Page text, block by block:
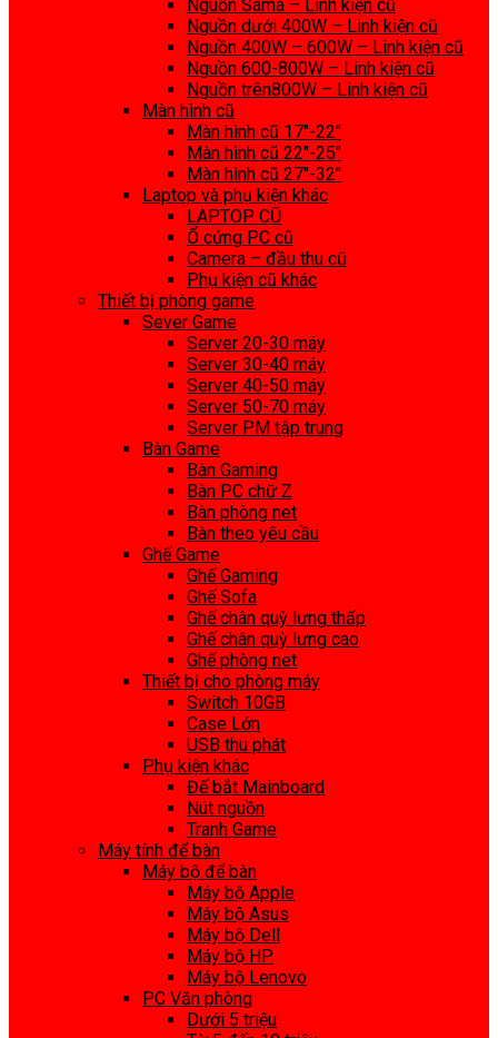
Nguồn Sama – Linh kiện cũ
Nguồn dưới 400W – Linh kiện cũ
Nguồn 400W – 600W – Linh kiện cũ
Nguồn 600-800W – Linh kiện cũ
Nguồn trên800W – Linh kiện cũ
Màn hình cũ
Màn hình cũ 17″-22″
Màn hình cũ 22″-25″
Màn hình cũ 27″-32″
Laptop và phụ kiện khác
LAPTOP CŨ
Ổ cứng PC cũ
Camera – đầu thu cũ
Phụ kiện cũ khác
Thiết bị phòng game
Sever Game
Server 20-30 máy
Server 30-40 máy
Server 40-50 máy
Server 50-70 máy
Server PM tập trung
Bàn Game
Bàn Gaming
Bàn PC chữ Z
Bàn phòng net
Bàn theo yêu cầu
Ghế Game
Ghế Gaming
Ghế Sofa
Ghế chân quỳ lưng thấp
Ghế chân quỳ lưng cao
Ghế phòng net
Thiết bị cho phòng máy
Switch 10GB
Case Lớn
USB thu phát
Phụ kiện khác
Đế bắt Mainboard
Nút nguồn
Tranh Game
Máy tính để bàn
Máy bộ để bàn
Máy bộ Apple
Máy bộ Asus
Máy bộ Dell
Máy bộ HP
Máy bộ Lenovo
PC Văn phòng
Dưới 5 triệu